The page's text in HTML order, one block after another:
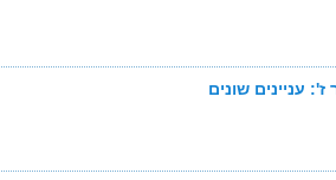
עניינים שונים